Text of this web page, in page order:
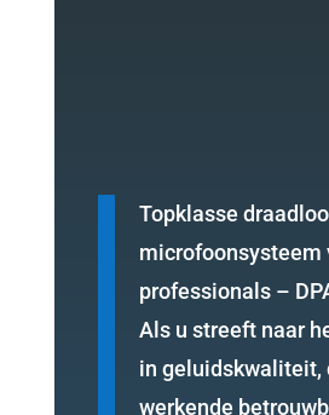
Topklasse
microfoonsysteem
professionals –
Als u streeft naar
in geluidskwaliteit,
werkende